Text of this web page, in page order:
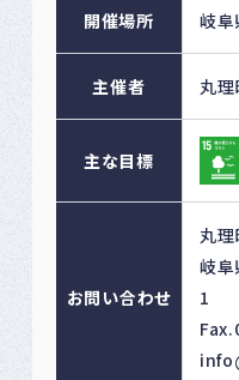
開催場所 岐阜
主催者 丸
主な目標
お問い合わせ
丸
岐
1